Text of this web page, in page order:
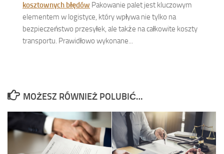
kosztownych błędów Pakowanie palet jest kluczowym
elementem w logistyce, który wpływa nie tylko na
bezpieczeństwo przesyłek, ale także na całkowite koszty
transportu. Prawidłowo wykonane...
MOŻESZ RÓWNIEŻ POLUBIĆ…